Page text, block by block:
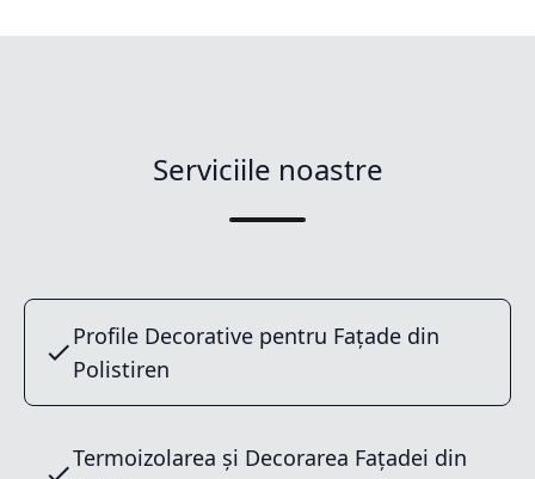
Serviciile noastre
Profile Decorative pentru Fațade din
Polistiren
Termoizolarea și Decorarea Fațadei din